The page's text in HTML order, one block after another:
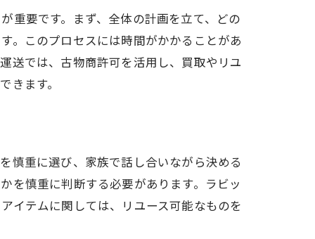
重要です。まず、全体の計画を立て、どの
。このプロセスには時間がかかることがあ
送では、古物商許可を活用し、買取やリユ
きます。
慎重に選び、家族で話し合いながら決める
を慎重に判断する必要があります。ラビッ
イテムに関しては、リユース可能なものを